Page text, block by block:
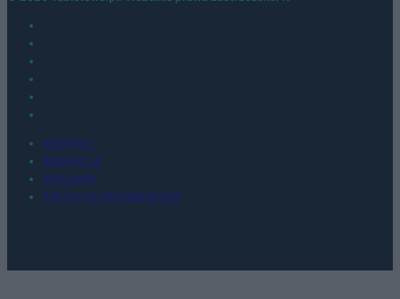
KONTAKT
REDAKCJA
REKLAMA
POLITYKA PRYWATNOŚCI